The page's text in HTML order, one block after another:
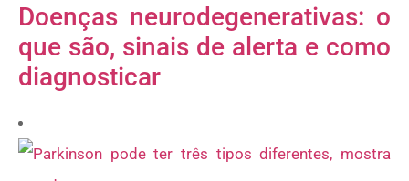
Doenças neurodegenerativas: o
que são, sinais de alerta e como
diagnosticar